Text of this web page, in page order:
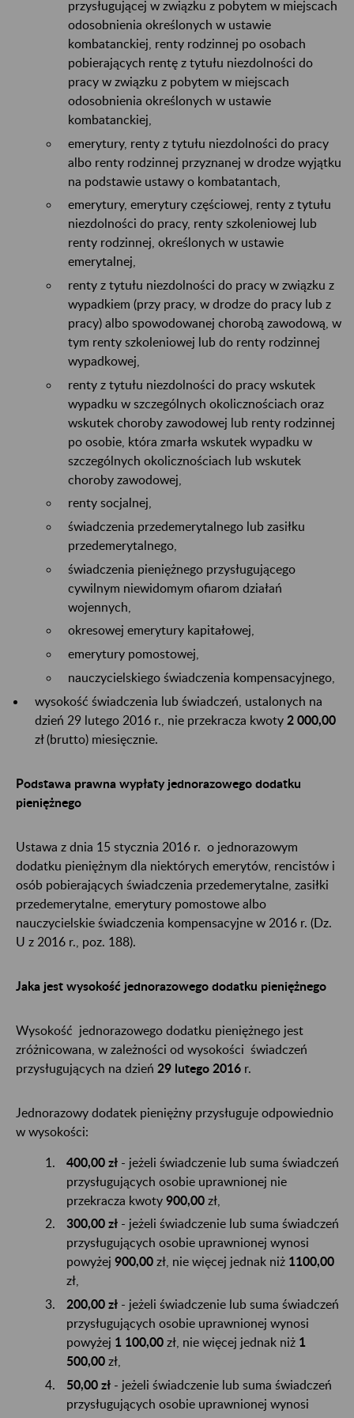
przysługującej w związku z pobytem w miejscach
odosobnienia określonych w ustawie
kombatanckiej, renty rodzinnej po osobach
pobierających rentę z tytułu niezdolności do
pracy w związku z pobytem w miejscach
odosobnienia określonych w ustawie
kombatanckiej,
emerytury, renty z tytułu niezdolności do pracy
albo renty rodzinnej przyznanej w drodze wyjątku
na podstawie ustawy o kombatantach,
emerytury, emerytury częściowej, renty z tytułu
niezdolności do pracy, renty szkoleniowej lub
renty rodzinnej, określonych w ustawie
emerytalnej,
renty z tytułu niezdolności do pracy w związku z
wypadkiem (przy pracy, w drodze do pracy lub z
pracy) albo spowodowanej chorobą zawodową, w
tym renty szkoleniowej lub do renty rodzinnej
wypadkowej,
renty z tytułu niezdolności do pracy wskutek
wypadku w szczególnych okolicznościach oraz
wskutek choroby zawodowej lub renty rodzinnej
po osobie, która zmarła wskutek wypadku w
szczególnych okolicznościach lub wskutek
choroby zawodowej,
renty socjalnej,
świadczenia przedemerytalnego lub zasiłku
przedemerytalnego,
świadczenia pieniężnego przysługującego
cywilnym niewidomym ofiarom działań
wojennych,
okresowej emerytury kapitałowej,
emerytury pomostowej,
nauczycielskiego świadczenia kompensacyjnego,
wysokość świadczenia lub świadczeń, ustalonych na
dzień 29 lutego 2016 r., nie przekracza kwoty 2 000,00
zł (brutto) miesięcznie.
Podstawa prawna wypłaty jednorazowego dodatku
pieniężnego
Ustawa z dnia 15 stycznia 2016 r. o jednorazowym
dodatku pieniężnym dla niektórych emerytów, rencistów i
osób pobierających świadczenia przedemerytalne, zasiłki
przedemerytalne, emerytury pomostowe albo
nauczycielskie świadczenia kompensacyjne w 2016 r. (Dz.
U z 2016 r., poz. 188).
Jaka jest wysokość jednorazowego dodatku pieniężnego
Wysokość jednorazowego dodatku pieniężnego jest
zróżnicowana, w zależności od wysokości świadczeń
przysługujących na dzień 29 lutego 2016 r.
Jednorazowy dodatek pieniężny przysługuje odpowiednio
w wysokości:
400,00 zł - jeżeli świadczenie lub suma świadczeń
przysługujących osobie uprawnionej nie
przekracza kwoty 900,00 zł,
300,00 zł - jeżeli świadczenie lub suma świadczeń
przysługujących osobie uprawnionej wynosi
powyżej 900,00 zł, nie więcej jednak niż 1100,00
zł,
200,00 zł - jeżeli świadczenie lub suma świadczeń
przysługujących osobie uprawnionej wynosi
powyżej 1 100,00 zł, nie więcej jednak niż 1
500,00 zł,
50,00 zł - jeżeli świadczenie lub suma świadczeń
przysługujących osobie uprawnionej wynosi